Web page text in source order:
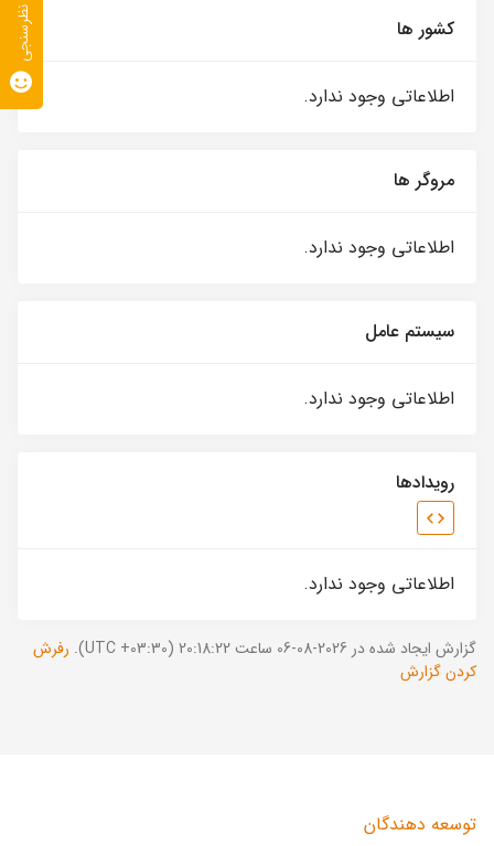
کشور ها
اطلاعاتی وجود ندارد.
مروگر ها
اطلاعاتی وجود ندارد.
سیستم عامل
اطلاعاتی وجود ندارد.
رویدادها
اطلاعاتی وجود ندارد.
گزارش ایجاد شده در 2026-08-06 ساعت 20:18:22 (UTC +03:30).
رفرش
کردن گزارش
توسعه دهندگان
نظرسنجی